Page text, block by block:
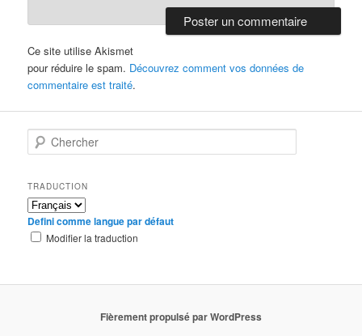
Ce site utilise Akismet
pour réduire le spam. Découvrez comment vos données de
commentaire est traité.
h
r
c
h
e
r
TRADUCTION
Defini comme langue par défaut
Modifier la traduction
Fièrement propulsé par WordPress